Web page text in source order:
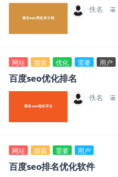
佚名
网站 搜索 优化 需要 用户
百度seo优化排名
佚名
网站 搜索 需要 用户
百度seo排名优化软件